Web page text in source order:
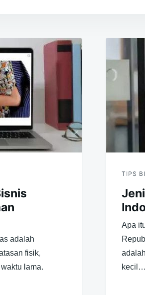
adalah
fisik,
lama.
TIPS
Apa
kecil…